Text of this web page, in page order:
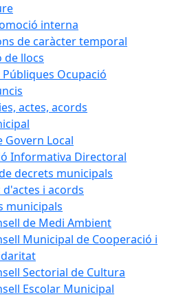
interna
de caràcter temporal
de llocs
Ocupació
actes, acords
Govern Local
Informativa Directoral
decrets municipals
i acords
municipals
de Medi Ambient
Municipal de Cooperació i
Sectorial de Cultura
Escolar Municipal